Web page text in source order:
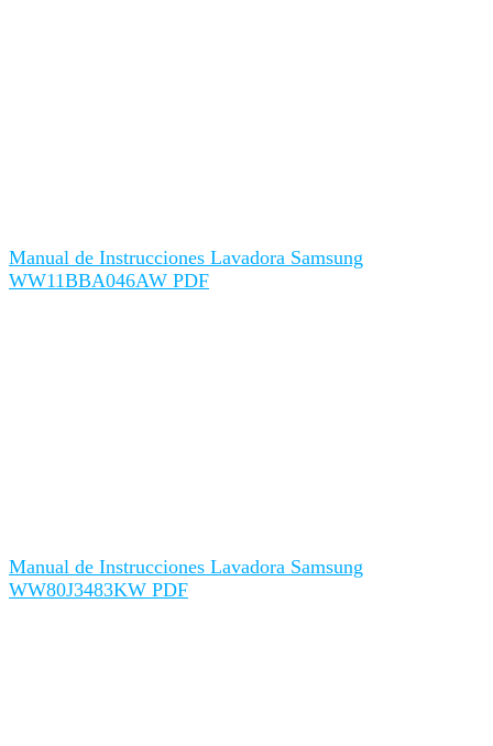
Manual de Instrucciones Lavadora Samsung
WW11BBA046AW PDF
Manual de Instrucciones Lavadora Samsung
WW80J3483KW PDF